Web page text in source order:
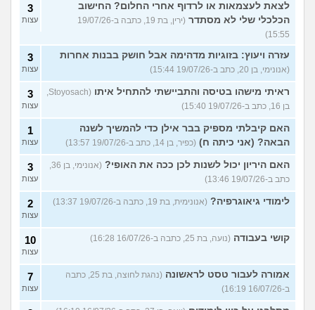
לצאת לעצמאות או לרדוף אחרי החלום? החישוב
הכלכלי שלי לא מסתדר
(ירין, בת 19, כתבה ב-19/07/26
15:55)
3
עצות
עזרה ויעוץ: בזוגיות מדהימה אבל חושק בבנות אחרות
(אנונימי, בן 20, כתב ב-19/07/26 15:44)
3
עצות
ראיתי מישהו בטיסה והתביישתי להתחיל איתו
(Stoyosach,
בן 16, כתב ב-19/07/26 15:40)
3
עצות
האם קיבלתי מספיק בבר אילן כדי להמשיך לשנה
הבאה? (אני כיתה ח) (כפיר, בן 14, כתב ב-19/07/26 13:57)
1
עצות
האם היריון יכול לשנות לכן ככה את האופי?
(אנונימי, בן 36,
כתב ב-19/07/26 13:46)
3
עצות
לימודי גיאוגרפיה? (אנונימית, בת 19, כתבה ב-19/07/26 13:37) 2
עצות
קושי בעבודה (נועה, בת 25, כתבה ב-16/07/26 16:28) 10
עצות
אמורה לעבור טסט לראשונה
(נהגת לחוצה, בת 25, כתבה
ב-16/07/26 16:19)
7
עצות